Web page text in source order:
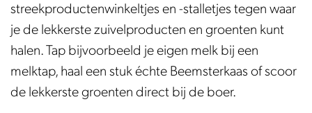
streekproductenwinkeltjes en -stalletjes tegen waar
je de lekkerste zuivelproducten en groenten kunt
halen. Tap bijvoorbeeld je eigen melk bij een
melktap, haal een stuk échte Beemsterkaas of scoor
de lekkerste groenten direct bij de boer.